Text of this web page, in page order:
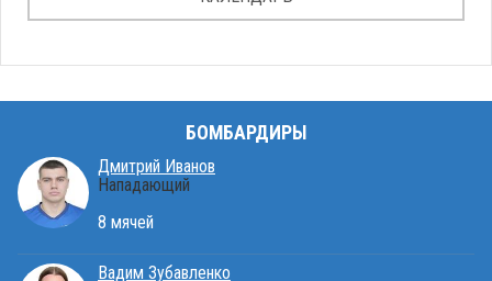
БОМБАРДИРЫ
Дмитрий Иванов
Нападающий
8 мячей
Вадим Зубавленко